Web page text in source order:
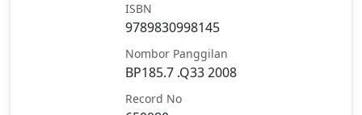
ISBN
9789830998145
Nombor Panggilan
BP185.7 .Q33 2008
Record No